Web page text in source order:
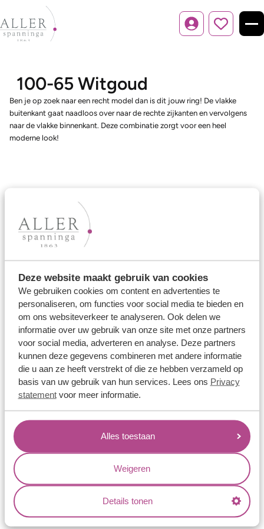
Deze website maakt gebruik van cookies
We gebruiken cookies om content en advertenties te
personaliseren, om functies voor social media te bieden en
om ons websiteverkeer te analyseren. Ook delen we
informatie over uw gebruik van onze site met onze partners
voor social media, adverteren en analyse. Deze partners
kunnen deze gegevens combineren met andere informatie
die u aan ze heeft verstrekt of die ze hebben verzameld op
basis van uw gebruik van hun services. Lees ons Privacy
statementvoor meer informatie.
Alles toestaan
Weigeren
Details tonen
Inloggen
100-65 Witgoud
Ben je op zoek naar een recht model dan is dit jouw ring! De vlakke
buitenkant gaat naadloos over naar de rechte zijkanten en vervolgens
naar de vlakke binnenkant. Deze combinatie zorgt voor een heel
moderne look!
Ons aanbod
Memoireringen
Verlovingsringen
Vriendschapsringen
Over ons
Aller Spanninga
Historie
Certificaten
Jouw voordelen
Conflictvrije Materialen
Oneindig veel mogelijkheden
Kwaliteit
Juweliers & Contact